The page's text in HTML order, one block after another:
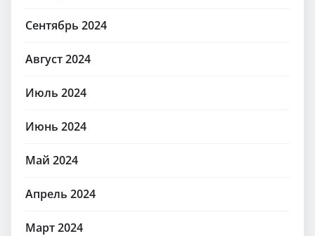
Сентябрь 2024
Август 2024
Июль 2024
Июнь 2024
Май 2024
Апрель 2024
Март 2024